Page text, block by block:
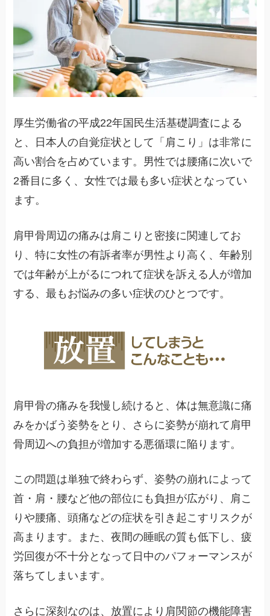
厚生労働省の平成22年国民生活基礎調査による
と、日本人の自覚症状として「肩こり」は非常に
高い割合を占めています。男性では腰痛に次いで
2番目に多く、女性では最も多い症状となってい
ます。
肩甲骨周辺の痛みは肩こりと密接に関連してお
り、特に女性の有訴者率が男性より高く、年齢別
では年齢が上がるにつれて症状を訴える人が増加
する、最もお悩みの多い症状のひとつです。
肩甲骨の痛みを我慢し続けると、体は無意識に痛
みをかばう姿勢をとり、さらに姿勢が崩れて肩甲
骨周辺への負担が増加する悪循環に陥ります。
この問題は単独で終わらず、姿勢の崩れによって
首・肩・腰など他の部位にも負担が広がり、肩こ
りや腰痛、頭痛などの症状を引き起こすリスクが
高まります。また、夜間の睡眠の質も低下し、疲
労回復が不十分となって日中のパフォーマンスが
落ちてしまいます。
さらに深刻なのは、放置により肩関節の機能障害